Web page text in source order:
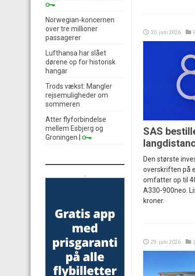
30. juni 2026
SAS
Den største
overskriften på
omfatter op til
A330-900neo.
kroner.
29. juni 2026
Norwegian-koncernen
over tre millioner
passagerer
Lufthansa har slået
dørene op for historisk
hangar
Trods vækst: Mangler
rejsemuligheder om
sommeren
Atter flyforbindelse
mellem Esbjerg og
Groningen